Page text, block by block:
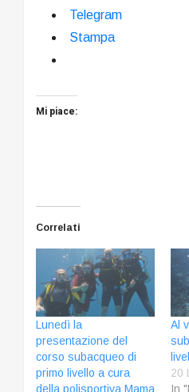
Telegram
Stampa
Mi piace:
Correlati
Lunedì la
presentazione del
corso subacqueo di
primo livello a cura
della polisportiva Mama
Al
20
In